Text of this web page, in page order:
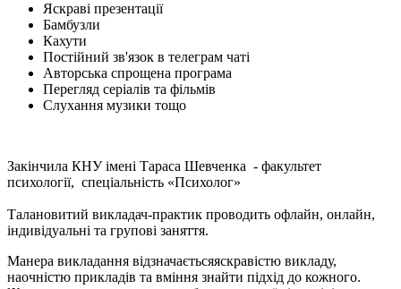
Яскраві презентації
Бамбузли
Кахути
Постійний зв'язок в телеграм чаті
Авторська спрощена програма
Перегляд серіалів та фільмів
Слухання музики тощо
Закінчила КНУ імені Тараса Шевченка - факультет
психології, спеціальність «Психолог»
Талановитий викладач-практик проводить офлайн, онлайн,
індивідуальні та групові заняття.
Манера викладання відзначаєтьсяяскравістю викладу,
наочністю прикладів та вміння знайти підхід до кожного.